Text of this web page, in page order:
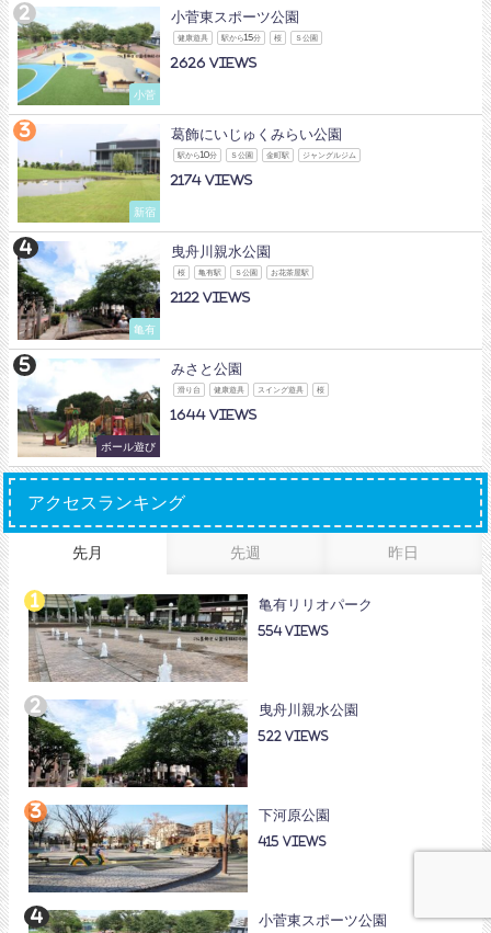
小菅
小菅東スポーツ公園
健康遊具 駅から15分 桜 Ｓ公園
2626
新宿
葛飾にいじゅくみらい公園
駅から10分 Ｓ公園 金町駅 ジャングルジム
2174
亀有
曳舟川親水公園
桜 亀有駅 Ｓ公園 お花茶屋駅
2122
ボール遊び
みさと公園
滑り台 健康遊具 スイング遊具 桜
1644
アクセスランキング
先月 先週 昨日
亀有リリオパーク
554
曳舟川親水公園
522
下河原公園
415
小菅東スポーツ公園